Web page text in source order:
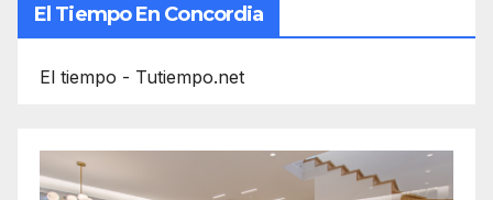
El Tiempo En Concordia
El tiempo - Tutiempo.net